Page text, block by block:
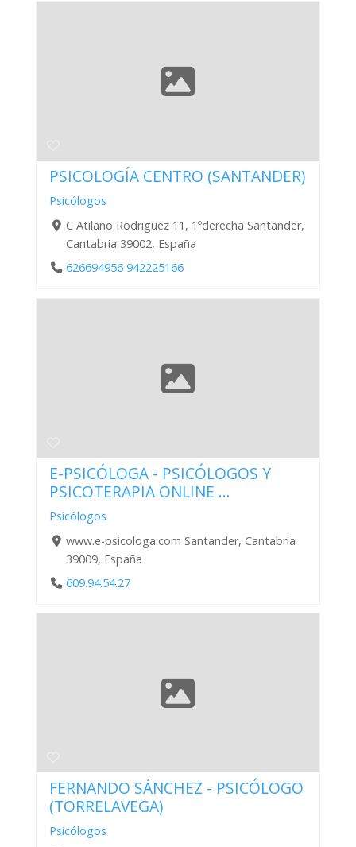
PSICOLOGÍA CENTRO (SANTANDER)
Psicólogos
C Atilano Rodriguez 11, 1ºderecha Santander,
Cantabria 39002, España
626694956 942225166
E-PSICÓLOGA - PSICÓLOGOS Y
PSICOTERAPIA ONLINE ...
Psicólogos
www.e-psicologa.com Santander, Cantabria
39009, España
609.94.54.27
FERNANDO SÁNCHEZ - PSICÓLOGO
(TORRELAVEGA)
Psicólogos